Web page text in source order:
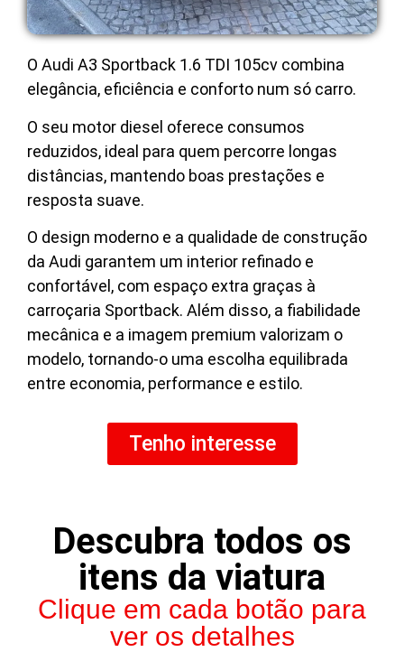
O Audi A3 Sportback 1.6 TDI 105cv combina
elegância, eficiência e conforto num só carro.
O seu motor diesel oferece consumos
reduzidos, ideal para quem percorre longas
distâncias, mantendo boas prestações e
resposta suave.
O design moderno e a qualidade de construção
da Audi garantem um interior refinado e
confortável, com espaço extra graças à
carroçaria Sportback. Além disso, a fiabilidade
mecânica e a imagem premium valorizam o
modelo, tornando-o uma escolha equilibrada
entre economia, performance e estilo.
Tenho interesse
Descubra todos os
itens da viatura
Clique em cada botão para
ver os detalhes